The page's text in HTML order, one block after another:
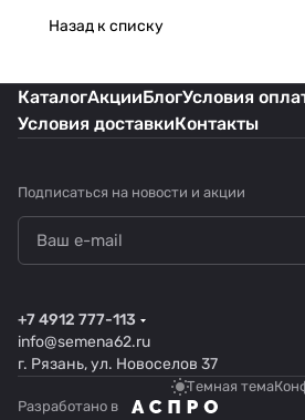
Назад к списку
КаталогАкцииБлогУсловия
Условия доставкиКонтакты
Подписаться на новости и акции
+7 4912 777-113
info@semena62.ru
г. Рязань, ул. Новоселов 37
Темная тема
Разработано в